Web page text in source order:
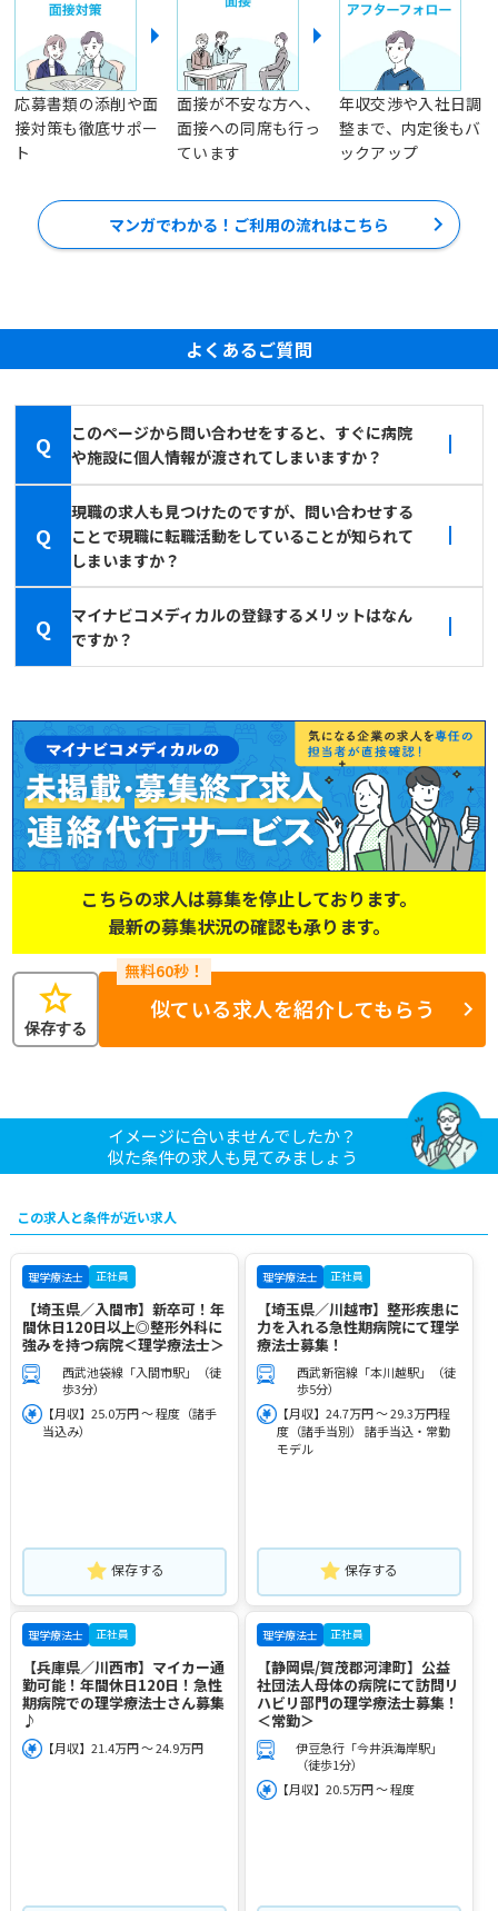
応募書類の添削や面
接対策も徹底サポー
ト
面接が不安な方へ、
面接への同席も行っ
ています
年収交渉や入社日調
整まで、内定後もバ
ックアップ
マンガでわかる！ご利用の流れはこちら
よくあるご質問
Q
このページから問い合わせをすると、すぐに病院
や施設に個人情報が渡されてしまいますか？
Q
現職の求人も見つけたのですが、問い合わせする
ことで現職に転職活動をしていることが知られて
しまいますか？
Q
マイナビコメディカルの登録するメリットはなん
ですか？
こちらの求人は募集を停止しております。
最新の募集状況の確認も承ります。
star
保存する
似ている求人を紹介してもらう
イメージに合いませんでしたか？
似た条件の求人も見てみましょう
この求人と条件が近い求人
理学療法士 正社員
【埼玉県／入間市】新卒可！年
間休日120日以上◎整形外科に
強みを持つ病院＜理学療法士＞
西武池袋線「入間市駅」（徒
歩3分）
【月収】25.0万円 ～ 程度（諸手
当込み）
保存する
理学療法士 正社員
【埼玉県／川越市】整形疾患に
力を入れる急性期病院にて理学
療法士募集！
西武新宿線「本川越駅」（徒
歩5分）
【月収】24.7万円 ～ 29.3万円程
度（諸手当別） 諸手当込・常勤
モデル
保存する
理学療法士 正社員
【兵庫県／川西市】マイカー通
勤可能！年間休日120日！急性
期病院での理学療法士さん募集
♪
【月収】21.4万円 ～ 24.9万円
理学療法士 正社員
【静岡県/賀茂郡河津町】公益
社団法人母体の病院にて訪問リ
ハビリ部門の理学療法士募集！
＜常勤＞
伊豆急行「今井浜海岸駅」
（徒歩1分）
【月収】20.5万円 ～ 程度